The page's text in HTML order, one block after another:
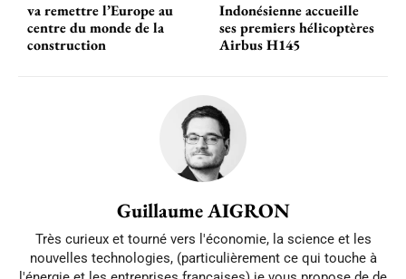
va remettre l’Europe au
centre du monde de la
construction
Indonésienne accueille
ses premiers hélicoptères
Airbus H145
Guillaume AIGRON
Très curieux et tourné vers l'économie, la science et les
nouvelles technologies, (particulièrement ce qui touche à